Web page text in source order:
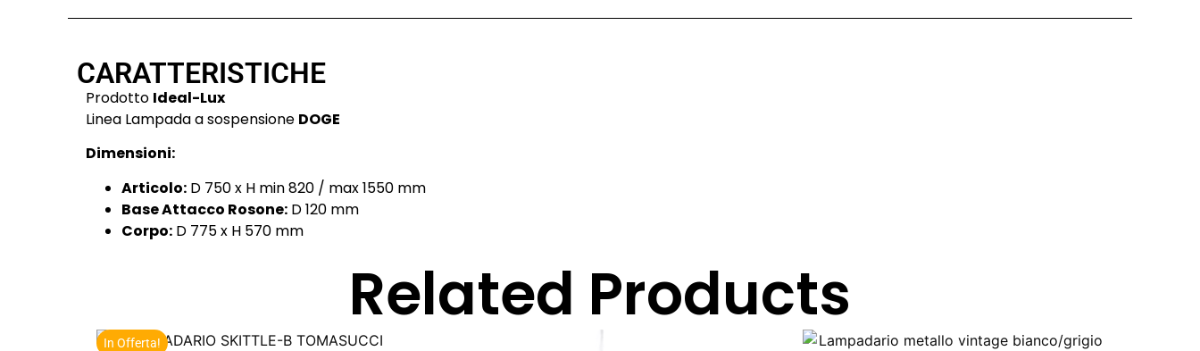
CARATTERISTICHE
Prodotto Ideal-Lux
Linea Lampada a sospensione DOGE
Dimensioni:
Articolo: D 750 x H min 820 / max 1550 mm
Base Attacco Rosone: D 120 mm
Corpo: D 775 x H 570 mm
Related Products
In Offerta!